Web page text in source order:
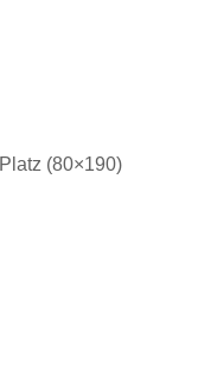
(80×190)